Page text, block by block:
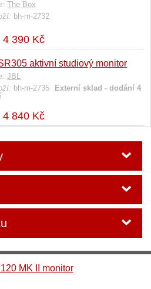
The Box
bh-m-2732
4 390 Kč
aktivní studiový monitor
JBL
bh-m-2735
Externí sklad - dodání 4
4 840 Kč
MK II monitor